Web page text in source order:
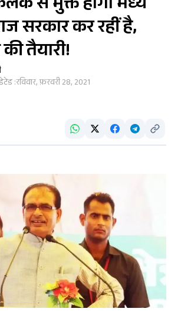
सरकार कर रहीं है,
तैयारी!
:रविवार, फ़रवरी 28, 2021